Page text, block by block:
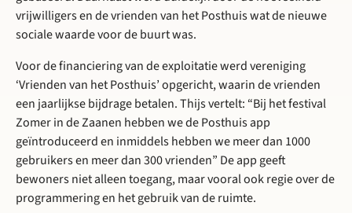
vrijwilligers en de vrienden van het Posthuis wat de nieuwe
sociale waarde voor de buurt was.
Voor de financiering van de exploitatie werd vereniging
‘Vrienden van het Posthuis’ opgericht, waarin de vrienden
een jaarlijkse bijdrage betalen. Thijs vertelt: “Bij het festival
Zomer in de Zaanen hebben we de Posthuis app
geïntroduceerd en inmiddels hebben we meer dan 1000
gebruikers en meer dan 300 vrienden” De app geeft
bewoners niet alleen toegang, maar vooral ook regie over de
programmering en het gebruik van de ruimte.